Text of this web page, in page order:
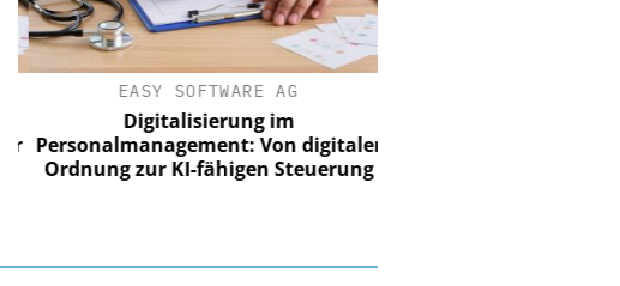
EASY SOFTWARE AG
Digitalisierung im
Personalmanagement: Von digitaler
Ordnung zur KI-fähigen Steuerung